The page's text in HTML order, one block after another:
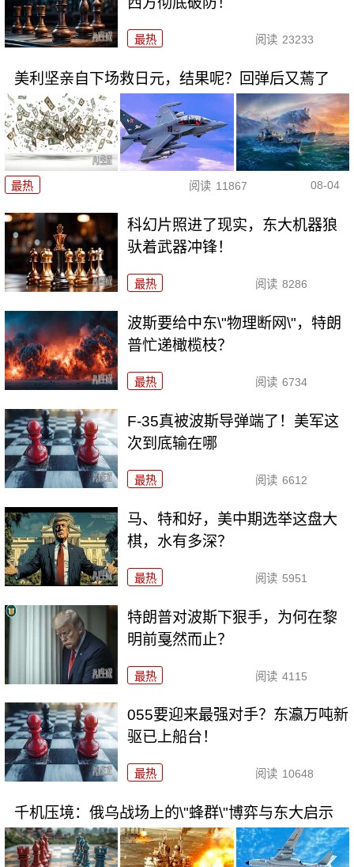
最热 阅读 23233
美利坚亲自下场救日元，结果呢？回弹后又蔫了
最热 阅读 11867 08-04
科幻片照进了现实，东大机器狼
驮着武器冲锋！
最热 阅读 8286
波斯要给中东\"物理断网\"，特朗
普忙递橄榄枝？
最热 阅读 6734
F-35真被波斯导弹端了！美军这
次到底输在哪
最热 阅读 6612
马、特和好，美中期选举这盘大
棋，水有多深？
最热 阅读 5951
特朗普对波斯下狠手，为何在黎
明前戛然而止？
最热 阅读 4115
055要迎来最强对手？东瀛万吨新
驱已上船台！
最热 阅读 10648
千机压境：俄乌战场上的\"蜂群\"博弈与东大启示